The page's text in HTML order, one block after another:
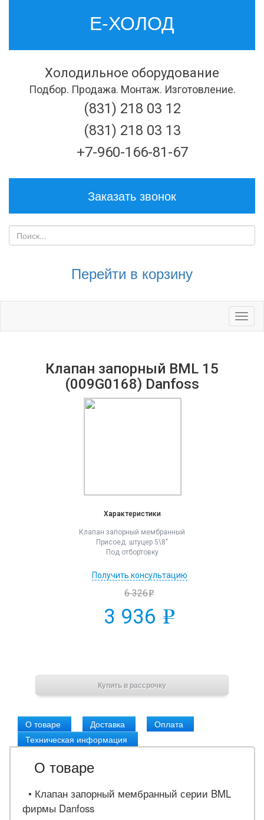
Е-ХОЛОД
Холодильное оборудование
Подбор. Продажа. Монтаж. Изготовление.
(831) 218 03 12
(831) 218 03 13
+7-960-166-81-67
Заказать звонок
Перейти в корзину
Клапан запорный BML 15
(009G0168) Danfoss
Характеристики
Клапан запорный мембранный
Присоед. штуцер 5\8"
Под отбортовку
Получить консультацию
6 326e
3 936 e
Купить в рассрочку
О товаре Доставка
Оплата
Техническая информация
О товаре
• Клапан запорный мембранный серии BML
фирмы Danfoss